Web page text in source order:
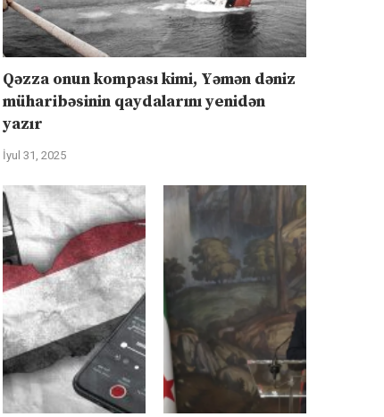
Qəzza onun kompası kimi, Yəmən dəniz
müharibəsinin qaydalarını yenidən
yazır
İyul 31, 2025